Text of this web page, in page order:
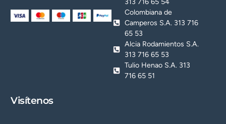
Colombiana de
Camperos S.A. 313 716
65 53
Alcia Rodamientos S.A.
313 716 65 53
Tulio Henao S.A. 313
716 65 51
Visítenos